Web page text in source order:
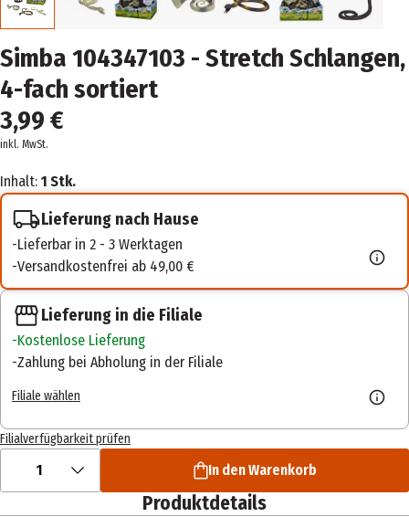
Simba 104347103 - Stretch Schlangen,
4-fach sortiert
3,99 €
inkl. MwSt.
Inhalt: 1 Stk.
Lieferung nach Hause
Lieferbar in 2 - 3 Werktagen
Versandkostenfrei ab 49,00 €
Lieferung in die Filiale
Kostenlose Lieferung
Zahlung bei Abholung in der Filiale
Filiale wählen
Filialverfügbarkeit prüfen
1 In den Warenkorb
Produktdetails